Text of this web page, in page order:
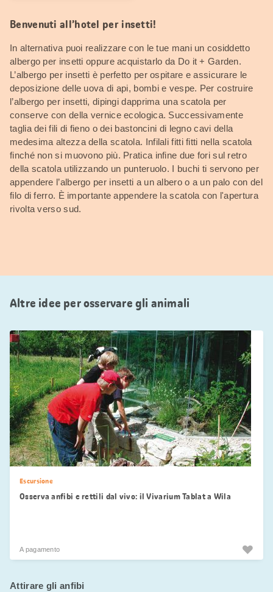
Benvenuti all’hotel per insetti!
In alternativa puoi realizzare con le tue mani un cosiddetto
albergo per insetti oppure acquistarlo da Do it + Garden.
L’albergo per insetti è perfetto per ospitare e assicurare le
deposizione delle uova di api, bombi e vespe. Per costruire
l’albergo per insetti, dipingi dapprima una scatola per
conserve con della vernice ecologica. Successivamente
taglia dei fili di fieno o dei bastoncini di legno cavi della
medesima altezza della scatola. Infilali fitti fitti nella scatola
finché non si muovono più. Pratica infine due fori sul retro
della scatola utilizzando un punteruolo. I buchi ti servono per
appendere l’albergo per insetti a un albero o a un palo con del
filo di ferro. È importante appendere la scatola con l'apertura
rivolta verso sud.
Altre idee per osservare gli animali
Escursione
Osserva anfibi e rettili dal vivo: il Vivarium Tablat a Wila
A pagamento
Attirare gli anfibi